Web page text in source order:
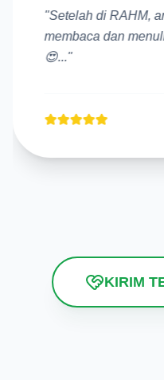
"Semangat dan
RAHM 💞..."
KIRIM